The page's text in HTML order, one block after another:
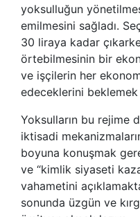
yoksulluğun
emilmesini sağladı.
30 liraya kadar
örtebilmesinin bir
ve işçilerin her
edeceklerini
Yoksulların bu rejime
iktisadi
boyuna konuşmak
ve “kimlik siyaseti
vahametini
sonunda üzgün ve